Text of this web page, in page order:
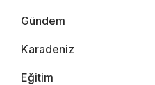
Gündem
Karadeniz
Eğitim